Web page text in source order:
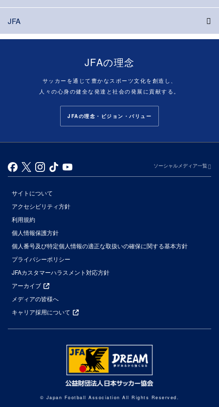
JFA
JFAの理念
サッカーを通じて豊かなスポーツ文化を創造し、
人々の心身の健全な発達と社会の発展に貢献する。
JFAの理念・ビジョン・バリュー
ソーシャルメディア一覧
サイトについて
アクセシビリティ方針
利用規約
個人情報保護方針
個人番号及び特定個人情報の適正な取扱いの確保に関する基本方針
プライバシーポリシー
JFAカスタマーハラスメント対応方針
アーカイブ
メディアの皆様へ
キャリア採用について
© Japan Football Association All Rights Reserved.